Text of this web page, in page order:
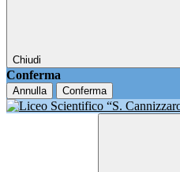
Chiudi
Conferma
Annulla Conferma